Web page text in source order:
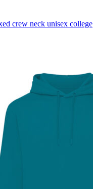
crew neck unisex college